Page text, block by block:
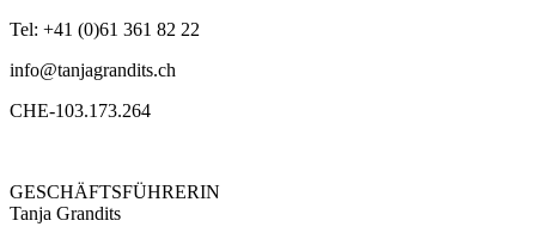
Tel: +41 (0)61 361 82 22
info@tanjagrandits.ch
CHE-103.173.264
GESCHÄFTSFÜHRERIN
Tanja Grandits